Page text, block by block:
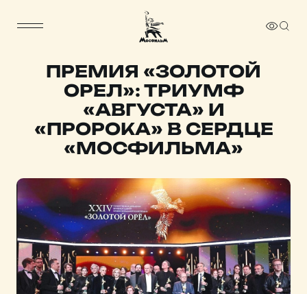
ПРЕМИЯ «ЗОЛОТОЙ
ОРЕЛ»: ТРИУМФ
«АВГУСТА» И
«ПРОРОКА» В СЕРДЦЕ
«МОСФИЛЬМА»